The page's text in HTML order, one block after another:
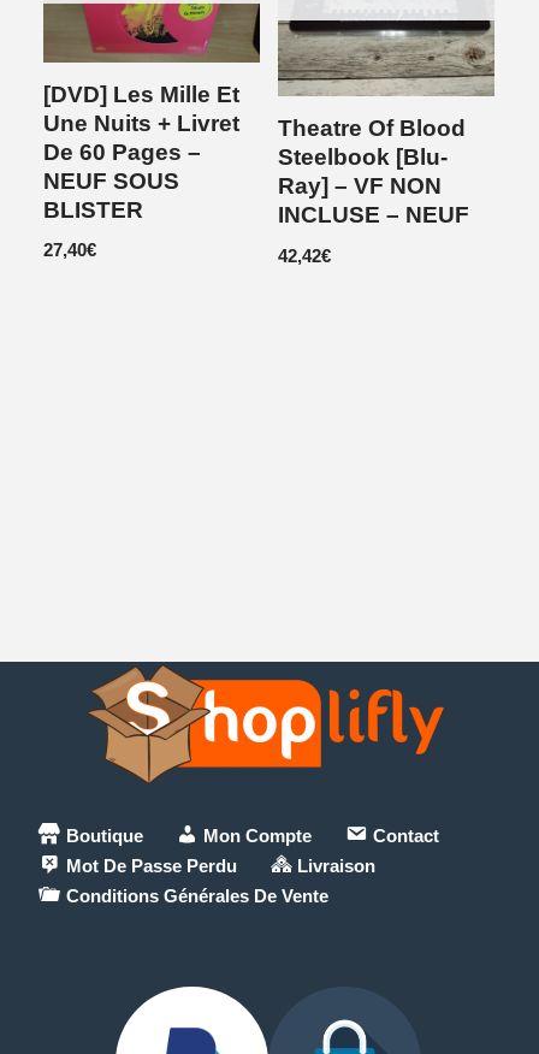
[DVD] Les Mille Et
Une Nuits + Livret
De 60 Pages –
NEUF SOUS
BLISTER
27,40€
Theatre Of Blood
Steelbook [Blu-
Ray] – VF NON
INCLUSE – NEUF
42,42€
Boutique Mon Compte
Contact
Mot De Passe Perdu
Livraison
Conditions Générales De Vente